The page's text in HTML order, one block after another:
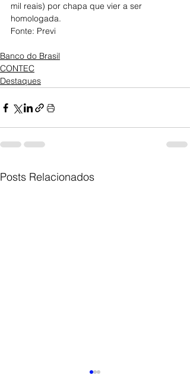
mil reais) por chapa que vier a ser
homologada.
Fonte: Previ
Banco do Brasil
CONTEC
Destaques
Posts Relacionados